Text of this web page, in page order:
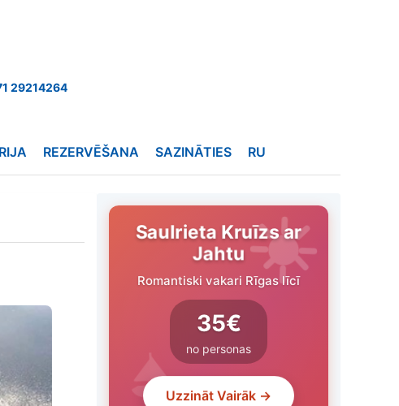
29214264
REZERVĒŠANA SAZINĀTIES RU
Saulrieta Kruīzs ar
Jahtu
Romantiski vakari Rīgas līcī
35€
no personas
Uzzināt Vairāk →